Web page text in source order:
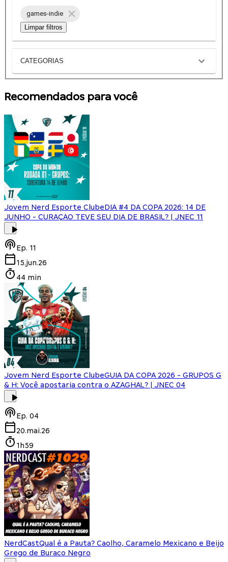
games-indie
Limpar filtros
CATEGORIAS
Recomendados para você
Jovem Nerd Esporte ClubeDIA #4 DA COPA 2026: 14 DE
JUNHO - CURAÇAO TEVE SEU DIA DE BRASIL? | JNEC 11
Ep. 11
15.jun.26
44 min
Jovem Nerd Esporte ClubeGUIA DA COPA 2026 - GRUPOS G
& H: Você apostaria contra o AZAGHAL? | JNEC 04
Ep. 04
20.mai.26
1h59
NerdCastQual é a Pauta? Caolho, Caramelo Mexicano e Beijo
Grego de Buraco Negro